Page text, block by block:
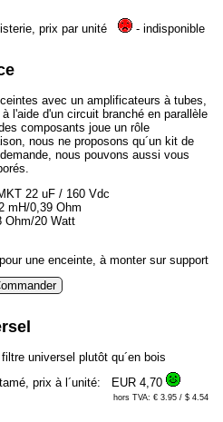
prix par unité - indisponible
avec un amplificateurs à tubes,
l'aide d'un circuit branché en parallèle
composants joue un rôle
nous ne proposons qu´un kit de
nous pouvons aussi vous
22 uF / 160 Vdc
mH/0,39 Ohm
Ohm/20 Watt
une enceinte, à monter sur support
universel plutôt qu´en bois
prix à l´unité: EUR 4,70
hors TVA: € 3.95 / $ 4.54